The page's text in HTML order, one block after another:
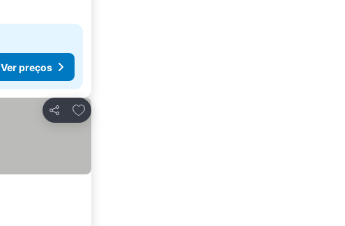
Ver preços
Partilhar
Adicionar aos favoritos